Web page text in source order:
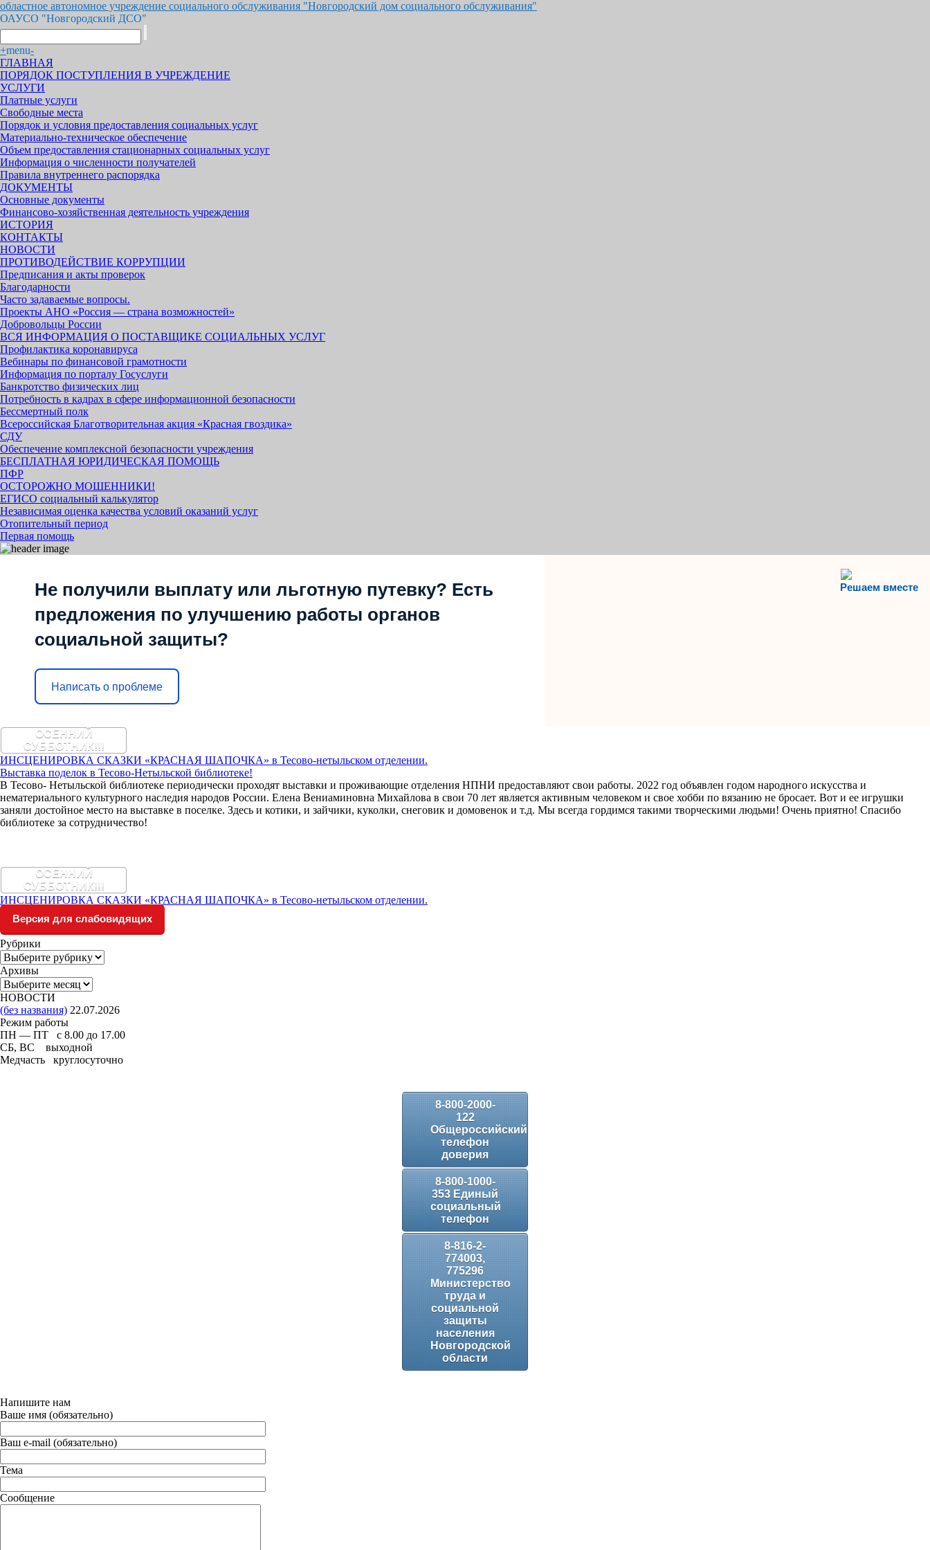
областное автономное учреждение социального обслуживания "Новгородский дом социального обслуживания"
ОАУСО "Новгородский ДСО"
+menu-
ГЛАВНАЯ
ПОРЯДОК ПОСТУПЛЕНИЯ В УЧРЕЖДЕНИЕ
УСЛУГИ
Платные услуги
Свободные места
Порядок и условия предоставления социальных услуг
Материально-техническое обеспечение
Объем предоставления стационарных социальных услуг
Информация о численности получателей
Правила внутреннего распорядка
ДОКУМЕНТЫ
Основные документы
Финансово-хозяйственная деятельность учреждения
ИСТОРИЯ
КОНТАКТЫ
НОВОСТИ
ПРОТИВОДЕЙСТВИЕ КОРРУПЦИИ
Предписания и акты проверок
Благодарности
Часто задаваемые вопросы.
Проекты АНО «Россия — страна возможностей»
Добровольцы России
ВСЯ ИНФОРМАЦИЯ О ПОСТАВЩИКЕ СОЦИАЛЬНЫХ УСЛУГ
Профилактика коронавируса
Вебинары по финансовой грамотности
Информация по порталу Госуслуги
Банкротство физических лиц
Потребность в кадрах в сфере информационной безопасности
Бессмертный полк
Всероссийская Благотворительная акция «Красная гвоздика»
СДУ
Обеспечение комплексной безопасности учреждения
БЕСПЛАТНАЯ ЮРИДИЧЕСКАЯ ПОМОЩЬ
ПФР
ОСТОРОЖНО МОШЕННИКИ!
ЕГИСО социальный калькулятор
Независимая оценка качества условий оказаний услуг
Отопительный период
Первая помощь
Решаем вместе
Не получили выплату или льготную путевку? Есть
предложения по улучшению работы органов
социальной защиты?
Написать о проблеме
ОСЕННИЙ
СУББОТНИК!!!
ИНСЦЕНИРОВКА СКАЗКИ «КРАСНАЯ ШАПОЧКА» в Тесово-нетыльском отделении.
Выставка поделок в Тесово-Нетыльской библиотеке!
В Тесово- Нетыльской библиотеке периодически проходят выставки и проживающие отделения НПНИ предоставляют свои работы. 2022 год объявлен годом народного искусства и
нематериального культурного наследия народов России. Елена Вениаминовна Михайлова в свои 70 лет является активным человеком и свое хобби по вязанию не бросает. Вот и ее игрушки
заняли достойное место на выставке в поселке. Здесь и котики, и зайчики, куколки, снеговик и домовенок и т.д. Мы всегда гордимся такими творческими людьми! Очень приятно! Спасибо
библиотеке за сотрудничество!
ОСЕННИЙ
СУББОТНИК!!!
ИНСЦЕНИРОВКА СКАЗКИ «КРАСНАЯ ШАПОЧКА» в Тесово-нетыльском отделении.
Версия для слабовидящих
Рубрики
Рубрики
Архивы
Архивы
НОВОСТИ
(без названия) 22.07.2026
Режим работы
ПН — ПТ с 8.00 до 17.00
СБ, ВС выходной
Медчасть круглосуточно
8-800-2000-
122
Общероссийский
телефон
доверия
8-800-1000-
353 Единый
социальный
телефон
8-816-2-
774003,
775296
Министерство
труда и
социальной
защиты
населения
Новгородской
области
Напишите нам
Ваше имя (обязательно)
Ваш e-mail (обязательно)
Тема
Сообщение